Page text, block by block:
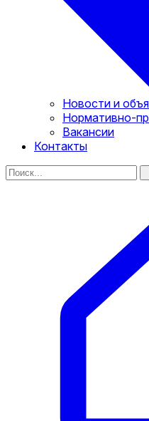
Новости и
Нормативно-
Вакансии
Контакты